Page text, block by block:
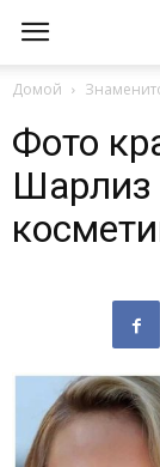
Домой
Фото
Шарлиз